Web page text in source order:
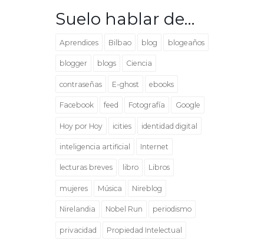
Suelo hablar de…
Aprendices Bilbao blog blogeaños
blogger blogs Ciencia
contraseñas E-ghost ebooks
Facebook feed Fotografía Google
Hoy por Hoy icities identidad digital
inteligencia artificial Internet
lecturas breves libro Libros
mujeres Música Nireblog
Nirelandia Nobel Run periodismo
privacidad Propiedad Intelectual